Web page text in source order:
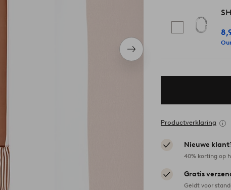
Volgend
item
Productverklaring
Nieuwe
40% korting op
Gratis
Geldt voor